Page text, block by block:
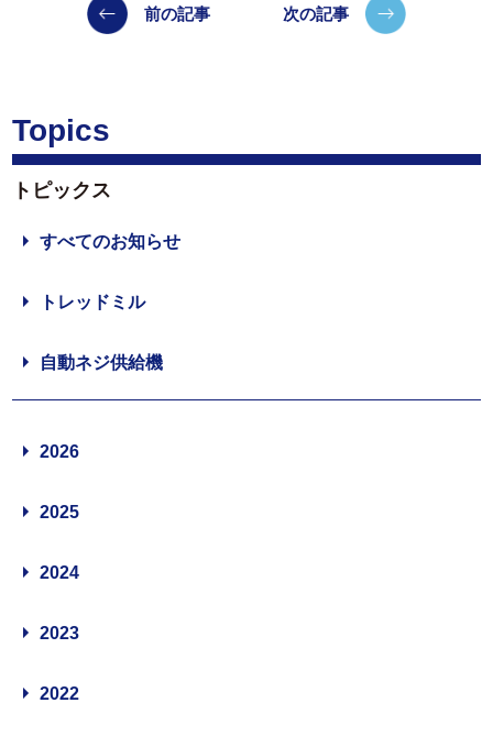
前の記事 次の記事
Topics
トピックス
すべてのお知らせ
トレッドミル
自動ネジ供給機
2026
2025
2024
2023
2022